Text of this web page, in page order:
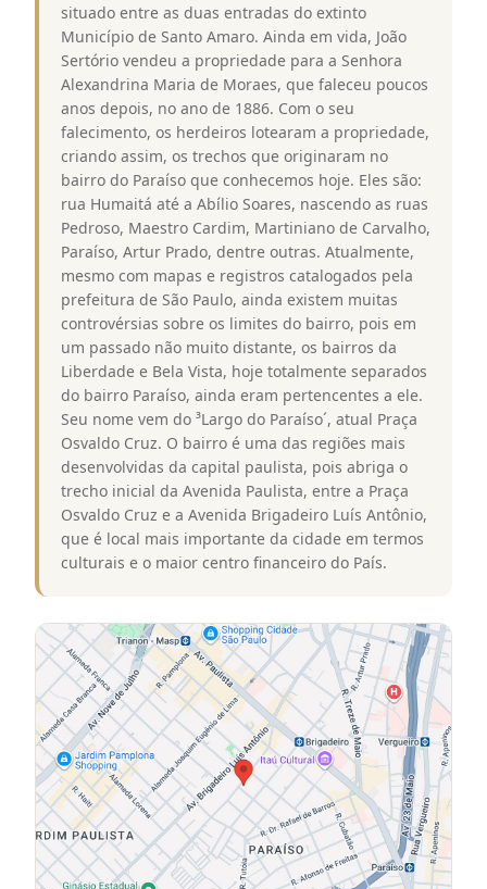
situado entre as duas entradas do extinto
Município de Santo Amaro. Ainda em vida, João
Sertório vendeu a propriedade para a Senhora
Alexandrina Maria de Moraes, que faleceu poucos
anos depois, no ano de 1886. Com o seu
falecimento, os herdeiros lotearam a propriedade,
criando assim, os trechos que originaram no
bairro do Paraíso que conhecemos hoje. Eles são:
rua Humaitá até a Abílio Soares, nascendo as ruas
Pedroso, Maestro Cardim, Martiniano de Carvalho,
Paraíso, Artur Prado, dentre outras. Atualmente,
mesmo com mapas e registros catalogados pela
prefeitura de São Paulo, ainda existem muitas
controvérsias sobre os limites do bairro, pois em
um passado não muito distante, os bairros da
Liberdade e Bela Vista, hoje totalmente separados
do bairro Paraíso, ainda eram pertencentes a ele.
Seu nome vem do ³Largo do Paraíso´, atual Praça
Osvaldo Cruz. O bairro é uma das regiões mais
desenvolvidas da capital paulista, pois abriga o
trecho inicial da Avenida Paulista, entre a Praça
Osvaldo Cruz e a Avenida Brigadeiro Luís Antônio,
que é local mais importante da cidade em termos
culturais e o maior centro financeiro do País.